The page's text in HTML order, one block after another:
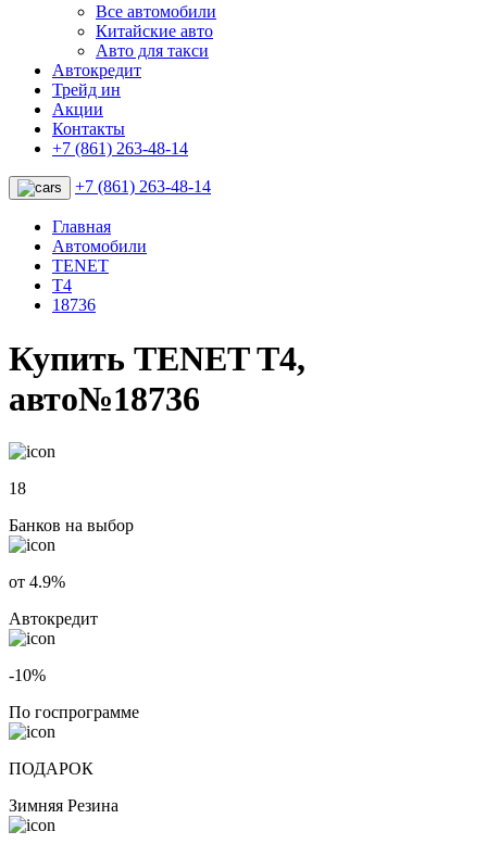
Все автомобили
Китайские авто
Авто для такси
Автокредит
Трейд ин
Акции
Контакты
+7 (861) 263-48-14
+7 (861) 263-48-14
Главная
Автомобили
TENET
T4
18736
Купить TENET T4,
авто№18736
18
Банков на выбор
от 4.9%
Автокредит
-10%
По госпрограмме
ПОДАРОК
Зимняя Резина